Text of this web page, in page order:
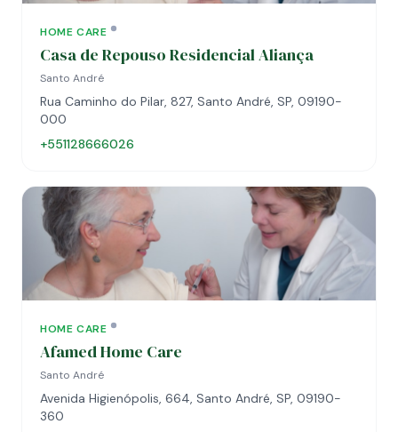
HOME CARE
Casa de Repouso Residencial Aliança
Santo André
Rua Caminho do Pilar, 827, Santo André, SP, 09190-
000
+551128666026
HOME CARE
Afamed Home Care
Santo André
Avenida Higienópolis, 664, Santo André, SP, 09190-
360